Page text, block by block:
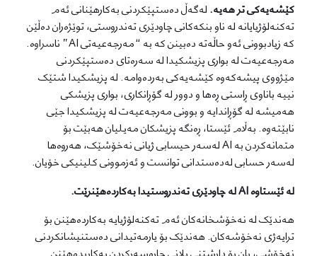
کێشەیەکی تر هەیە.لەگەڵ دەستپێکردنی بەکارهێنانی ئەم
تەکنەلۆژیایانە لە ناو بنکەکانی چاودێری تەندروستی، توێژەران دەڵێن
کە زیادبوونی ئەو حاڵەتە دەبینن کە بە “مەرجەعیەتی AI” ناسراوە.
مەرجەعیەت لە بواری پزیشکیدا لە سەرەتای دەستپێکردنی
مێژووی پیشەکەوە کێشەیەکی بەردەوامە. لە پزیشکیدا شتێک
نییە باناوی ڕاستی ڕەها و دوور لە گۆڕانکاری، بواری پزیشکی
هەمیشە لە گۆڕاندایە و بوونی مەرجەعیەت لە پزیشکیدا جێی
نابێتەوە. بەڵام ئێستا، ڕەنگە پزیشکان مەیلیان هەبێت بۆ
متمانەکردن بە AI لەسەر حیسابی ژیانی نەخۆشێک، هەروەها
لەسەر حسابی لەدەستدانی توانست و ئەزموونی کلینیکی خۆیان.
لە ئێستاوە AI لە چاودێری تەندروستیدا بەکاردەهێنرێت.
هەندێک لە نەخۆشخانەکان ئەم تەکنەلۆژیایە بەکاردەهێنن بۆ
ترایەژی نەخۆشەکان. هەندێک بۆ یارمەتیدانی دەستنیشانکردنی